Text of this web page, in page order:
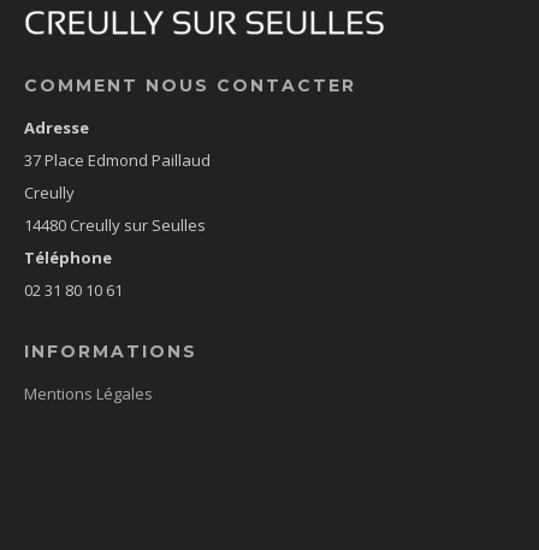
COMMENT NOUS CONTACTER
Adresse
37 Place Edmond Paillaud
Creully
14480 Creully sur Seulles
Téléphone
02 31 80 10 61
INFORMATIONS
Mentions Légales